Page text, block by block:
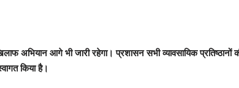
अभियान आगे भी जारी रहेगा। प्रशासन सभी व्यावसायिक
किया है।